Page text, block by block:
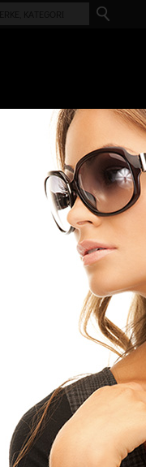
SKØNHED
CRUISE DONUT
pin fra Valley Cruise.
gratis levering uden